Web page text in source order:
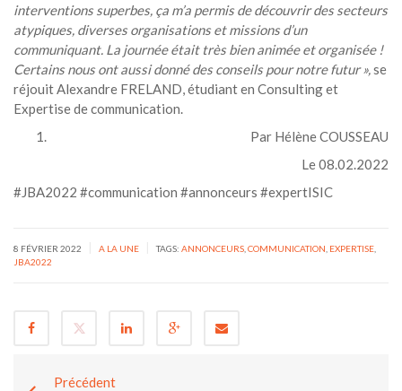
interventions superbes, ça m’a permis de découvrir des secteurs
atypiques, diverses organisations et missions d’un
communiquant. La journée était très bien animée et organisée !
Certains nous ont aussi donné des conseils pour notre futur », se
réjouit Alexandre FRELAND, étudiant en Consulting et
Expertise de communication.
Par Hélène COUSSEAU
Le 08.02.2022
#JBA2022 #communication #annonceurs #expertISIC
8 FÉVRIER 2022 A LA UNE TAGS: ANNONCEURS COMMUNICATION EXPERTISE
JBA2022
Précédent